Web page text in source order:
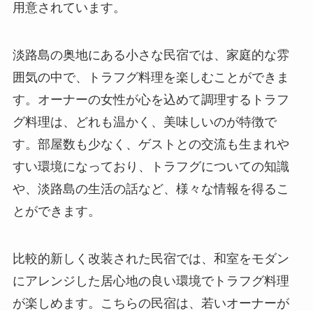
用意されています。
淡路島の奥地にある小さな民宿では、家庭的な雰
囲気の中で、トラフグ料理を楽しむことができま
す。オーナーの女性が心を込めて調理するトラフ
グ料理は、どれも温かく、美味しいのが特徴で
す。部屋数も少なく、ゲストとの交流も生まれや
すい環境になっており、トラフグについての知識
や、淡路島の生活の話など、様々な情報を得るこ
とができます。
比較的新しく改装された民宿では、和室をモダン
にアレンジした居心地の良い環境でトラフグ料理
が楽しめます。こちらの民宿は、若いオーナーが